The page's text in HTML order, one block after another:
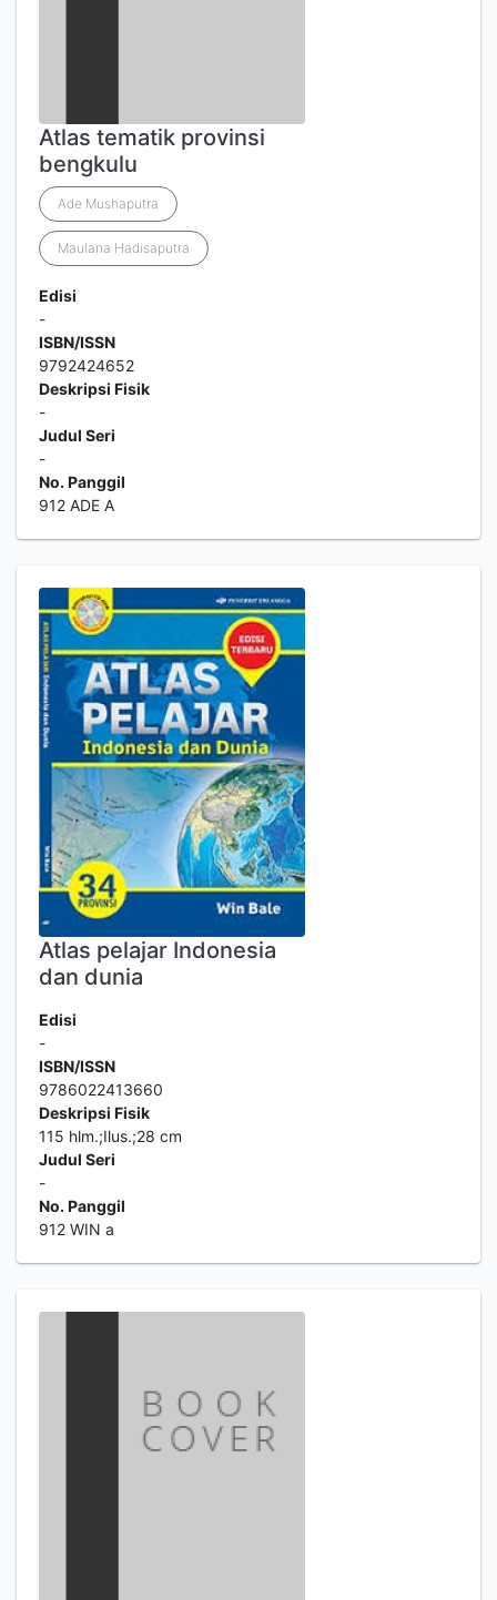
Atlas tematik provinsi
bengkulu
Ade Mushaputra
Maulana Hadisaputra
Edisi
-
ISBN/ISSN
9792424652
Deskripsi Fisik
-
Judul Seri
-
No. Panggil
912 ADE A
Atlas pelajar Indonesia
dan dunia
Edisi
-
ISBN/ISSN
9786022413660
Deskripsi Fisik
115 hlm.;Ilus.;28 cm
Judul Seri
-
No. Panggil
912 WIN a